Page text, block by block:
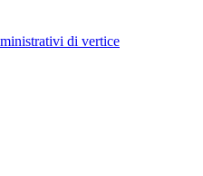
di vertice